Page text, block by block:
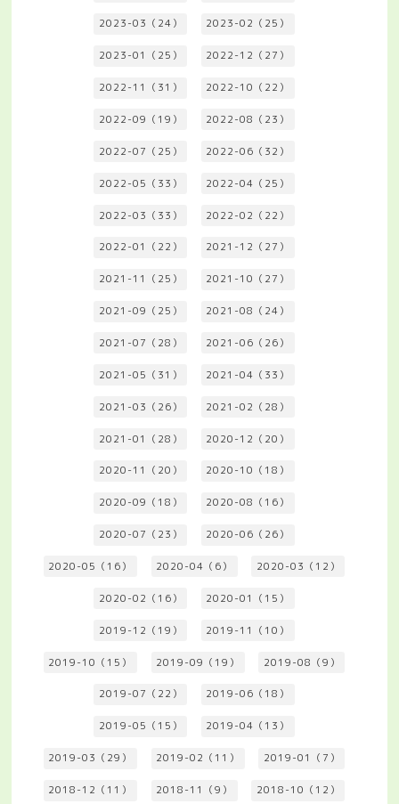
2023-03（24） 2023-02（25）
2023-01（25） 2022-12（27）
2022-11（31） 2022-10（22）
2022-09（19） 2022-08（23）
2022-07（25） 2022-06（32）
2022-05（33） 2022-04（25）
2022-03（33） 2022-02（22）
2022-01（22） 2021-12（27）
2021-11（25） 2021-10（27）
2021-09（25） 2021-08（24）
2021-07（28） 2021-06（26）
2021-05（31） 2021-04（33）
2021-03（26） 2021-02（28）
2021-01（28） 2020-12（20）
2020-11（20） 2020-10（18）
2020-09（18） 2020-08（16）
2020-07（23） 2020-06（26）
2020-05（16） 2020-04（6） 2020-03（12）
2020-02（16） 2020-01（15）
2019-12（19） 2019-11（10）
2019-10（15） 2019-09（19） 2019-08（9）
2019-07（22） 2019-06（18）
2019-05（15） 2019-04（13）
2019-03（29） 2019-02（11） 2019-01（7）
2018-12（11） 2018-11（9） 2018-10（12）